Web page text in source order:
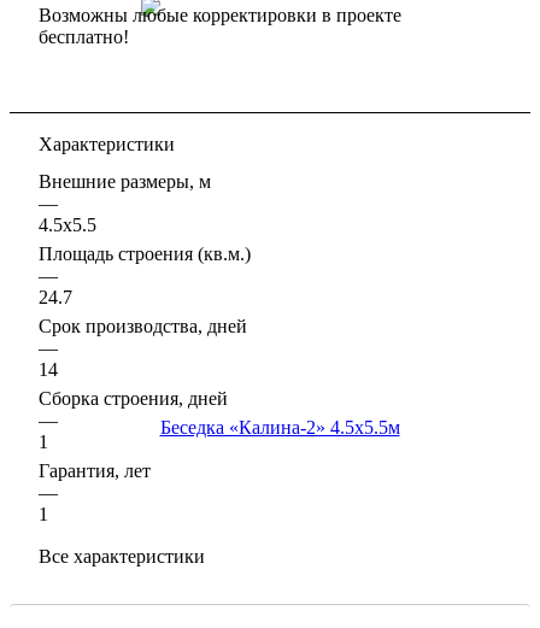
Возможны любые корректировки в проекте
бесплатно!
Характеристики
Внешние размеры, м
—
4.5х5.5
Площадь строения (кв.м.)
—
24.7
Срок производства, дней
—
14
Сборка строения, дней
—
1
Гарантия, лет
—
1
Все характеристики